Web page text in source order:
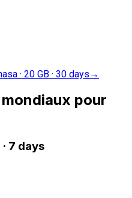
· 20 GB · 30 days →
pour
· 7 days